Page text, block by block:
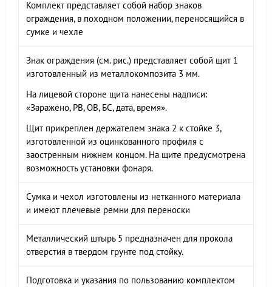
Комплект представляет собой набор знаков
ограждения, в походном положении, переносящийся в
сумке и чехле
Знак ограждения (см. рис.) представляет собой щит 1
изготовленный из металлокомпозита 3 мм.
На лицевой стороне щита нанесены надписи:
«Заражено, РВ, ОВ, БС, дата, время».
Щит прикреплен держателем знака 2 к стойке 3,
изготовленной из оцинкованного профиля с
заостренным нижнем концом. На щите предусмотрена
возможность установки фонаря.
Сумка и чехол изготовлены из нетканного материала
и имеют плечевые ремни для переноски
Металлический штырь 5 предназначен для прокола
отверстия в твердом грунте под стойку.
Подготовка и указания по пользованию комплектом